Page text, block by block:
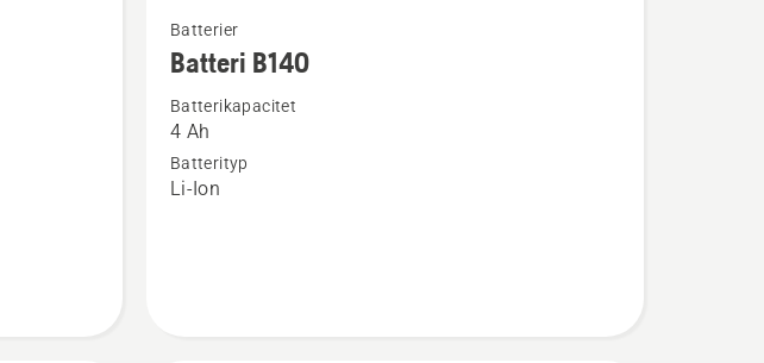
mer
information
om
B140
Batterier
Batteri B140
Batterikapacitet
4 Ah
Batterityp
Li-Ion